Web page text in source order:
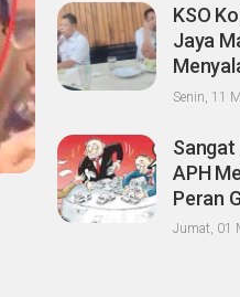
KSO
Jaya
Pihak
Panen
Senin, 11
Sangat
APH
Peran
Proses
Jumat, 01